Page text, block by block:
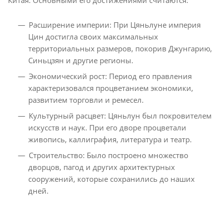
Расширение империи: При Цяньлуне империя
Цин достигла своих максимальных
территориальных размеров, покорив Джунгарию,
Синьцзян и другие регионы.
Экономический рост: Период его правления
характеризовался процветанием экономики,
развитием торговли и ремесел.
Культурный расцвет: Цяньлун был покровителем
искусств и наук. При его дворе процветали
живопись, каллиграфия, литература и театр.
Строительство: Было построено множество
дворцов, пагод и других архитектурных
сооружений, которые сохранились до наших
дней.